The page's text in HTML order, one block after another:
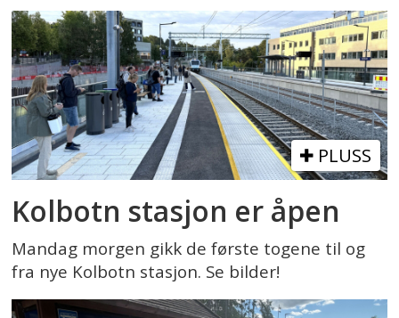
PLUSS
Kolbotn stasjon er åpen
Mandag morgen gikk de første togene til og
fra nye Kolbotn stasjon. Se bilder!